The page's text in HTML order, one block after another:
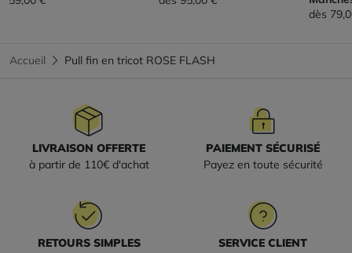
dès
Accueil Pull fin en tricot ROSE FLASH
LIVRAISON OFFERTE
à partir de 110€ d'achat
PAIEMENT SÉCURISÉ
Payez en toute sécurité
RETOURS SIMPLES
SERVICE CLIENT